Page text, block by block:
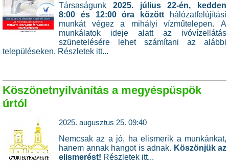
Társaságunk 2025. július 22-én, kedden
8:00 és 12:00 óra között hálózatfelújítási
munkát végez a mihályi vízműtelepen. A
munkálatok ideje alatt az ivóvízellátás
szünetelésére lehet számítani az alábbi
településeken. Részletek itt...
Köszönetnyilvánítás a megyéspüspök
úrtól
2025. augusztus 25. 09:40
Nemcsak az a jó, ha elismerik a munkánkat,
hanem annak hangot is adnak. Köszönjük az
elismerést! Részletek itt...